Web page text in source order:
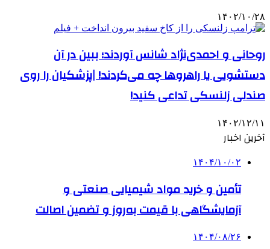
۱۴۰۲/۱۰/۲۸
روحانی و احمدی‌نژاد شانس آوردند؛ ببین در آن
دستشویی یا راهروها چه می‌کردند! |پزشکیان را روی
صندلی زلنسکی تداعی کنید!
۱۴۰۲/۱۲/۱۱
آخرین اخبار
۱۴۰۴/۱۰/۰۲
تأمین و خرید مواد شیمیایی صنعتی و
آزمایشگاهی با قیمت به‌روز و تضمین اصالت
۱۴۰۴/۰۸/۲۶